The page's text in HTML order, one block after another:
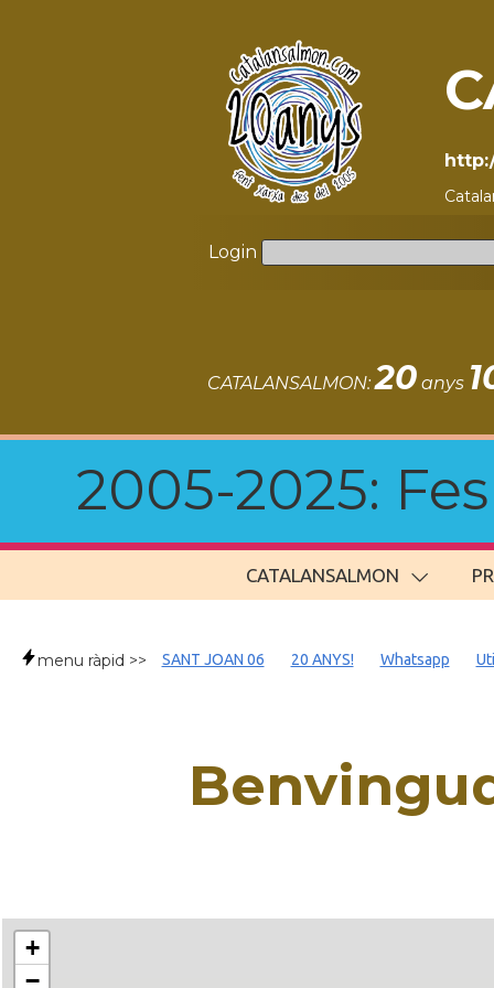
Login
CATALANSALMON:20 anys
2005-2025:
CATALANSALMON
menu ràpid >> SANT JOAN 06 20 ANYS! Whatsapp
+
−